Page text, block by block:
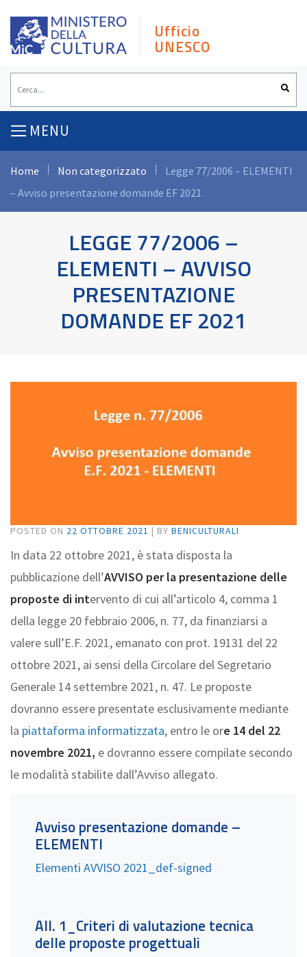
content
Ufficio
UNESCO
MENU
Home Non categorizzato
Legge 77/2006 – ELEMENTI
– Avviso presentazione domande EF 2021
LEGGE 77/2006 –
ELEMENTI – AVVISO
PRESENTAZIONE
DOMANDE EF 2021
POSTED ON 22 OTTOBRE 2021 | BY BENICULTURALI
In data 22 ottobre 2021, è stata disposta la
pubblicazione dell’AVVISO per la presentazione delle
proposte di intervento di cui all’articolo 4, comma 1
della legge 20 febbraio 2006, n. 77, da finanziarsi a
valere sull’E.F. 2021, emanato con prot. 19131 del 22
ottobre 2021, ai sensi della Circolare del Segretario
Generale 14 settembre 2021, n. 47. Le proposte
dovranno essere presentate esclusivamente mediante
la piattaforma informatizzata, entro le ore 14 del 22
novembre 2021, e dovranno essere compilate secondo
le modalità stabilite dall’Avviso allegato.
Avviso presentazione domande –
ELEMENTI
Elementi AVVISO 2021_def-signed
All. 1_Criteri di valutazione tecnica
delle proposte progettuali